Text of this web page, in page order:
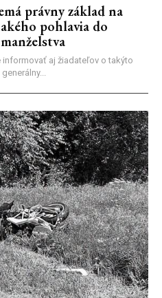
právny základ na
pohlavia do
aj žiadateľov o takýto